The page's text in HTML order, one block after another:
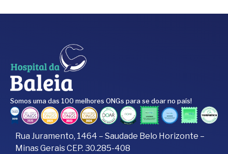
Somos uma das 100 melhores ONGs para se doar no país!
Rua Juramento, 1464 – Saudade Belo Horizonte –
Minas Gerais CEP. 30.285-408